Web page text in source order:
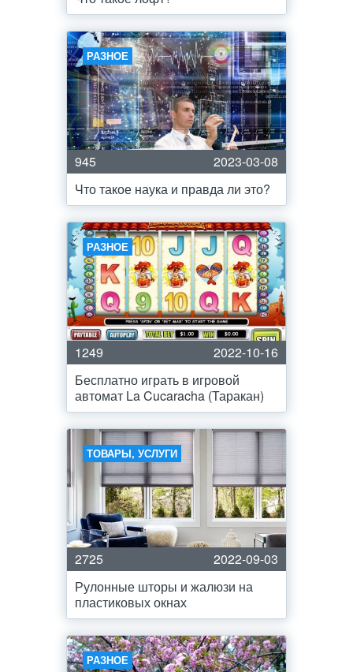
РАЗНОЕ
945
2023-03-08
Что такое наука и правда ли это?
РАЗНОЕ
1249
2022-10-16
Бесплатно играть в игровой
автомат La Cucaracha (Таракан)
ТОВАРЫ, УСЛУГИ
2725
2022-09-03
Рулонные шторы и жалюзи на
пластиковых окнах
РАЗНОЕ